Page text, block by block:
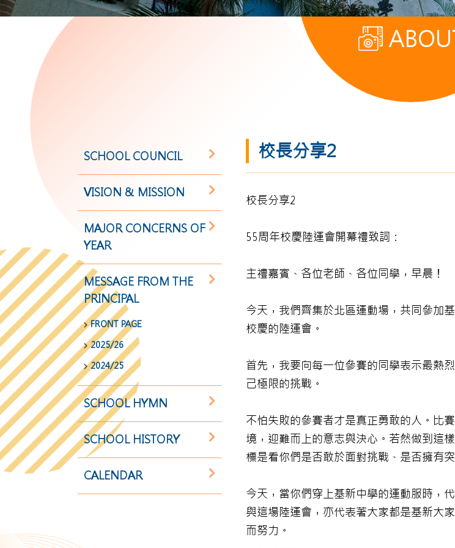
SCHOOL COUNCIL
VISION & MISSION
MAJOR CONCERNS OF
YEAR
MESSAGE FROM THE
PRINCIPAL
FRONT PAGE
2025/26
2024/25
SCHOOL HYMN
SCHOOL HISTORY
CALENDAR
校長分享2
校長分享2
55周年校慶陸運會開幕禮致詞：
主禮嘉賓、各位老師、各位同學，早晨！
今天，我們齊集於北區運動場，共同參加
校慶的陸運會。
首先，我要向每一位參賽的同學表示最熱
己極限的挑戰。
不怕失敗的參賽者才是真正勇敢的人。比
境，迎難而上的意志與決心。若然做到這
標是看你們是否敢於面對挑戰、是否擁有
今天，當你們穿上基新中學的運動服時，
與這場陸運會，亦代表著大家都是基新大
而努力。